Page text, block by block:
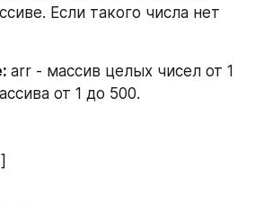
Если такого числа нет
arr - массив целых чисел от 1
от 1 до 500.